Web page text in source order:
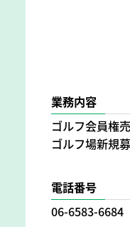
業務内容
ゴルフ会員権
ゴルフ場新規
電話番号
06-6583-6684